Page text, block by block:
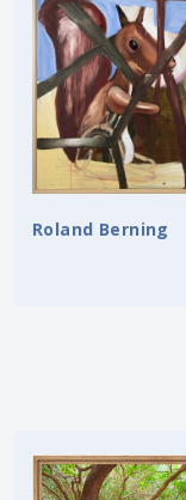
Roland Berning